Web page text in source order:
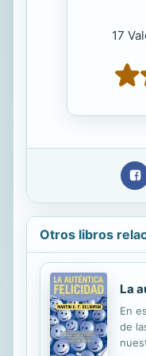
17
Otros libros
La
En
de